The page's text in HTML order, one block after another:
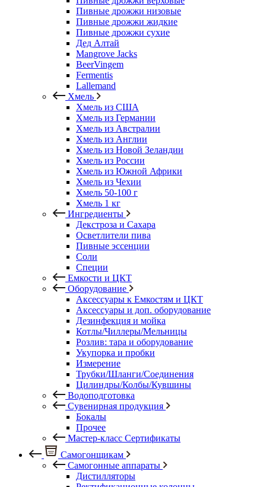
Пивные дрожжи низовые
Пивные дрожжи жидкие
Пивные дрожжи сухие
Дед Алтай
Mangrove Jacks
BeerVingem
Fermentis
Lallemand
Хмель
Хмель из США
Хмель из Германии
Хмель из Австралии
Хмель из Англии
Хмель из Новой Зеландии
Хмель из России
Хмель из Южной Африки
Хмель из Чехии
Хмель 50-100 г
Хмель 1 кг
Ингредиенты
Декстроза и Сахара
Осветлители пива
Пивные эссенции
Соли
Специи
Емкости и ЦКТ
Оборудование
Аксессуары к Емкостям и ЦКТ
Аксессуары и доп. оборудование
Дезинфекция и мойка
Котлы/Чиллеры/Мельницы
Розлив: тара и оборудование
Укупорка и пробки
Измерение
Трубки/Шланги/Соединения
Цилиндры/Колбы/Кувшины
Водоподготовка
Сувенирная продукция
Бокалы
Прочее
Мастер-класс Сертификаты
Самогонщикам
Самогонные аппараты
Дистилляторы